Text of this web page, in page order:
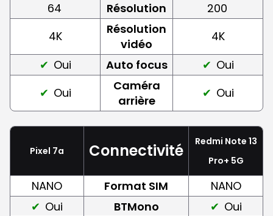
64
Résolution
200
4K
Résolution
vidéo
4K
Oui
Auto focus
Oui
Oui
Caméra
arrière
Oui
Pixel 7a Connectivité
Redmi Note 13
Pro+ 5G
NANO Format SIM
NANO
Oui
BTMono
Oui